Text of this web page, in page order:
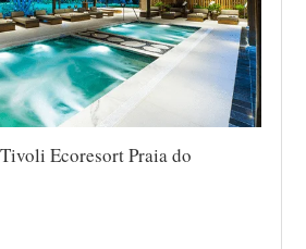
Ecoresort Praia do